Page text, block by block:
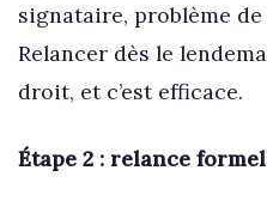
signataire, problème
Relancer dès le
droit, et c’est efficace.
Étape 2 : relance